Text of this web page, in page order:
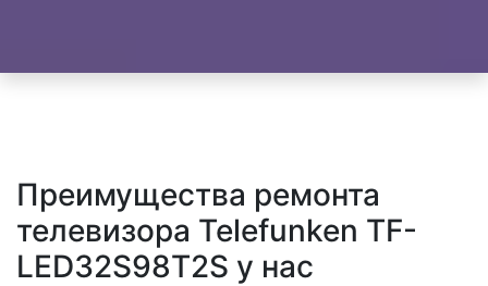
Преимущества ремонта
телевизора Telefunken TF-
LED32S98T2S у нас